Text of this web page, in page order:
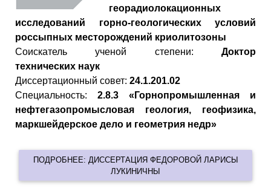
георадиолокационных
исследований горно-геологических условий
россыпных месторождений криолитозоны
Cоискатель ученой степени: Доктор
технических наук
Диссертационный совет: 24.1.201.02
Специальность: 2.8.3 «Горнопромышленная и
нефтегазопромысловая геология, геофизика,
маркшейдерское дело и геометрия недр»
ПОДРОБНЕЕ: ДИССЕРТАЦИЯ ФЕДОРОВОЙ ЛАРИСЫ
ЛУКИНИЧНЫ